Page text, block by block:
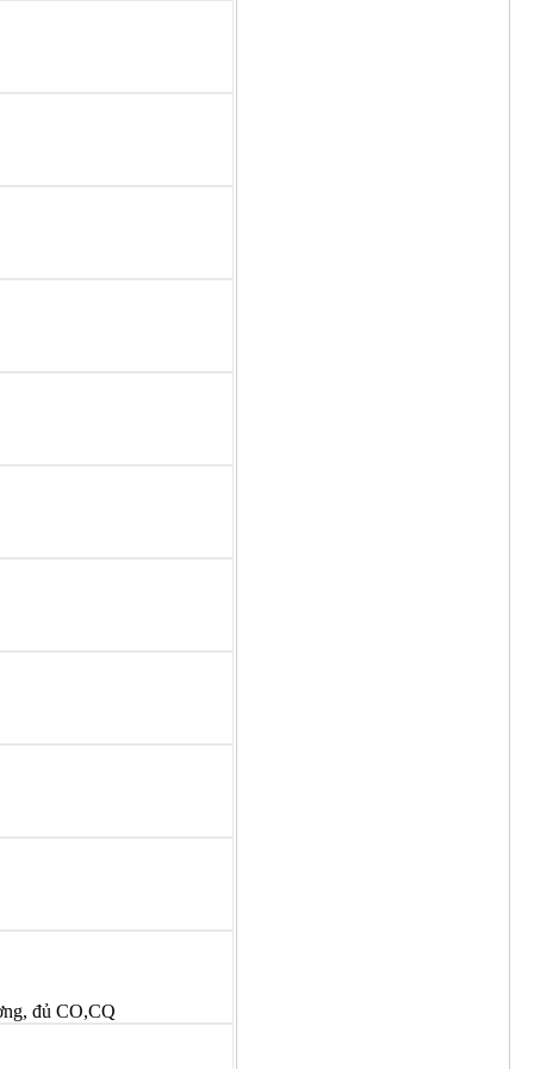
đủ CO,CQ